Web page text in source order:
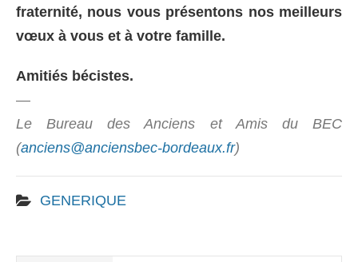
fraternité, nous vous présentons nos meilleurs
vœux à vous et à votre famille.
Amitiés bécistes.
—
Le Bureau des Anciens et Amis du BEC
(anciens@anciensbec-bordeaux.fr)
GENERIQUE